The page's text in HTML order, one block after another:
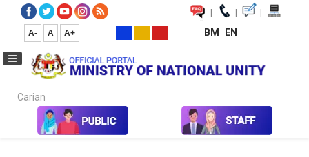
| | |
A- A A+ BM EN
Carian...
Media Media Collection Newspaper Cutting